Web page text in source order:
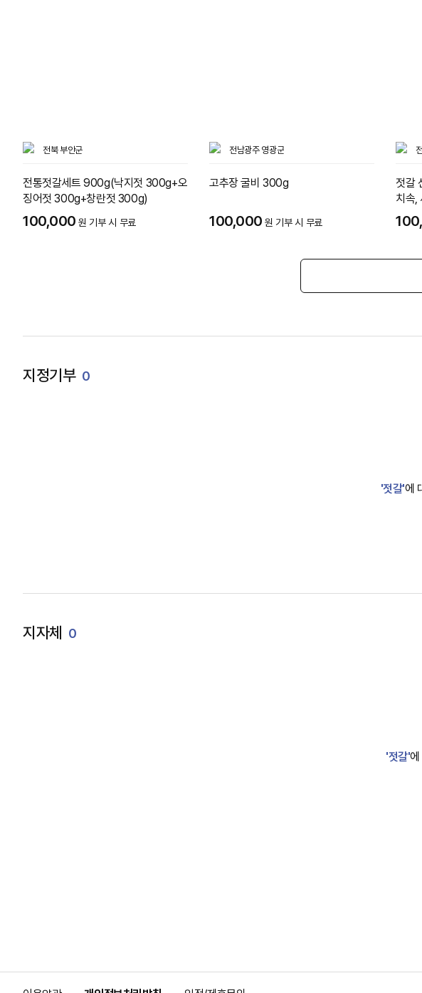
전북 부안군
전통젓갈세트 900g(낙지젓 300g+오
징어젓 300g+창란젓 300g)
100,000 원 기부 시 무료
전남광주 영광군
고추장 굴비 300g
100,000 원 기부 시 무료
젓갈
치속,
지정기부 0
'젓갈'에
지자체 0
'젓갈'